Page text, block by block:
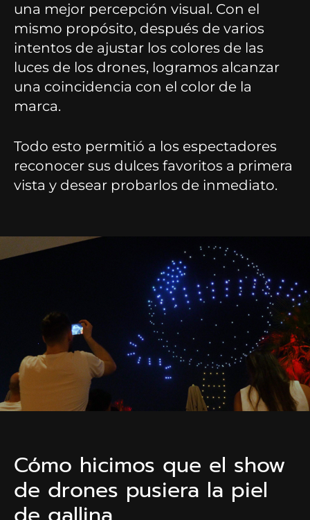
una mejor percepción visual. Con el
mismo propósito, después de varios
intentos de ajustar los colores de las
luces de los drones, logramos alcanzar
una coincidencia con el color de la
marca.
Todo esto permitió a los espectadores
reconocer sus dulces favoritos a primera
vista y desear probarlos de inmediato.
Cómo hicimos que el show
de drones pusiera la piel